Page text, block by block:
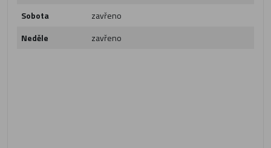
Sobota
zavřeno
Neděle
zavřeno